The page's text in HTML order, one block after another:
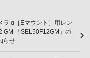
ラ α［Eマウント］用レン
GM 「SEL50F12GM」の
らせ